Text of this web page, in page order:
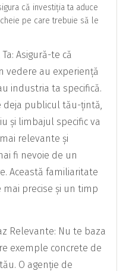
că investiția ta aduce
pe care trebuie să le
Asigură-te că
vedere au experiență
industria ta specifică.
deja publicul tău-țintă,
și limbajul specific va
relevante și
fi nevoie de un
Această familiaritate
precise și un timp
Relevante: Nu te baza
exemple concrete de
O agenție de